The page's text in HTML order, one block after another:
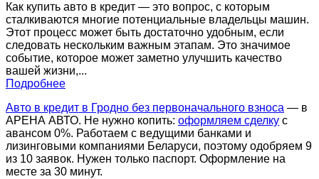
Как купить авто в кредит — это вопрос, с которым
сталкиваются многие потенциальные владельцы машин.
Этот процесс может быть достаточно удобным, если
следовать нескольким важным этапам. Это значимое
событие, которое может заметно улучшить качество
вашей жизни,...
Подробнее
Авто в кредит в Гродно без первоначального взноса — в
АРЕНА АВТО. Не нужно копить: оформляем сделку с
авансом 0%. Работаем с ведущими банками и
лизинговыми компаниями Беларуси, поэтому одобряем 9
из 10 заявок. Нужен только паспорт. Оформление на
месте за 30 минут.